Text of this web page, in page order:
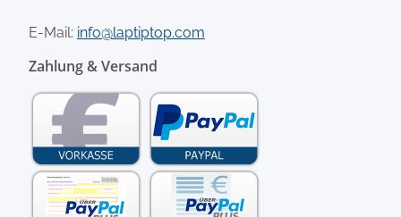
E-Mail: info@laptiptop.com
Zahlung & Versand